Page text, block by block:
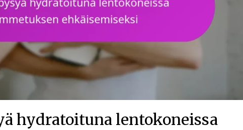
hydratoituna lentokoneissa